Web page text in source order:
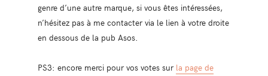
genre d’une autre marque, si vous êtes intéressées,
n’hésitez pas à me contacter via le lien à votre droite
en dessous de la pub Asos.
PS3: encore merci pour vos votes sur la page de